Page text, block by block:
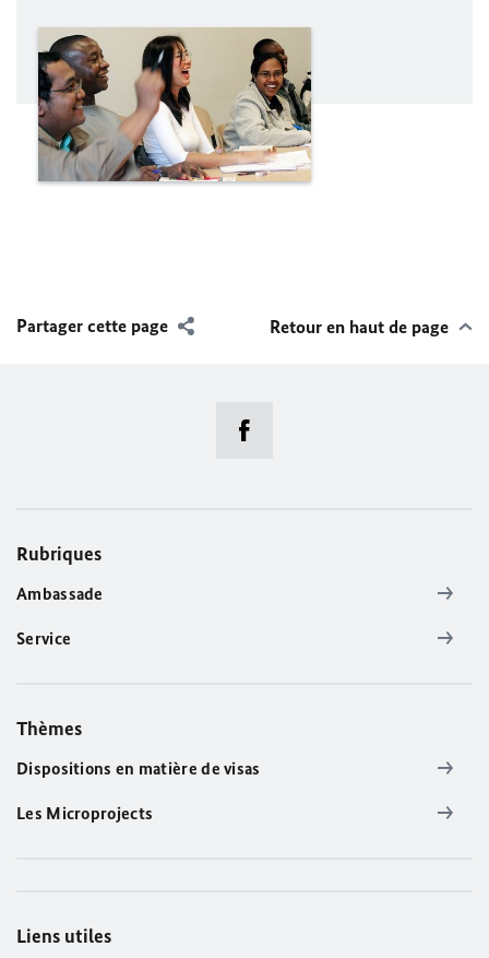
Partager cette page Retour en haut de page
Rubriques
Ambassade
Service
Thèmes
Dispositions en matière de visas
Les Microprojects
Liens utiles